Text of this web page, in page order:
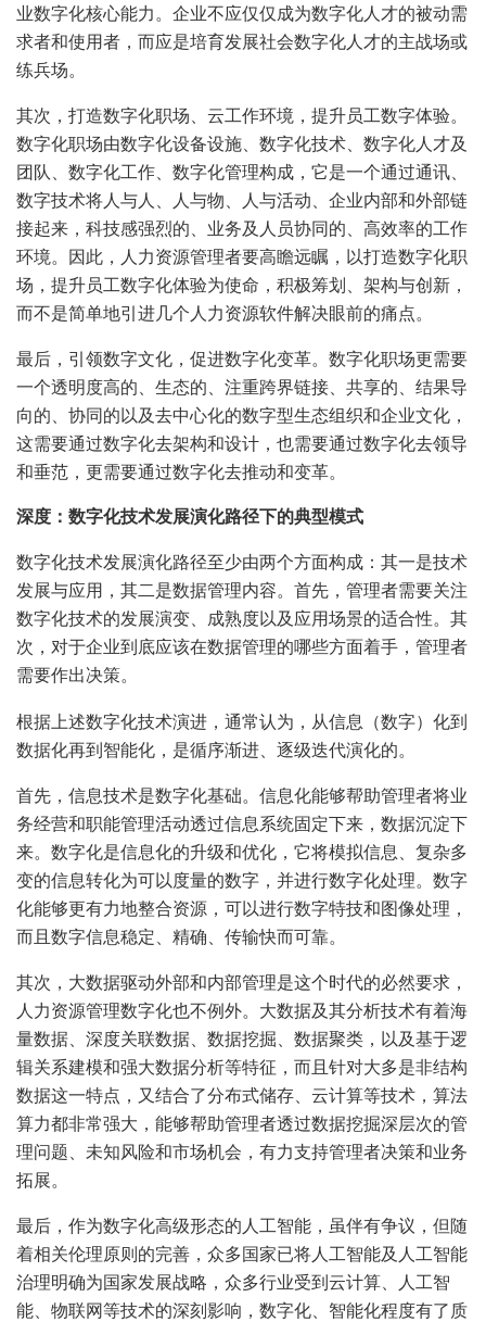
业数字化核心能力。企业不应仅仅成为数字化人才的被动需
求者和使用者，而应是培育发展社会数字化人才的主战场或
练兵场。
其次，打造数字化职场、云工作环境，提升员工数字体验。
数字化职场由数字化设备设施、数字化技术、数字化人才及
团队、数字化工作、数字化管理构成，它是一个通过通讯、
数字技术将人与人、人与物、人与活动、企业内部和外部链
接起来，科技感强烈的、业务及人员协同的、高效率的工作
环境。因此，人力资源管理者要高瞻远瞩，以打造数字化职
场，提升员工数字化体验为使命，积极筹划、架构与创新，
而不是简单地引进几个人力资源软件解决眼前的痛点。
最后，引领数字文化，促进数字化变革。数字化职场更需要
一个透明度高的、生态的、注重跨界链接、共享的、结果导
向的、协同的以及去中心化的数字型生态组织和企业文化，
这需要通过数字化去架构和设计，也需要通过数字化去领导
和垂范，更需要通过数字化去推动和变革。
深度：数字化技术发展演化路径下的典型模式
数字化技术发展演化路径至少由两个方面构成：其一是技术
发展与应用，其二是数据管理内容。首先，管理者需要关注
数字化技术的发展演变、成熟度以及应用场景的适合性。其
次，对于企业到底应该在数据管理的哪些方面着手，管理者
需要作出决策。
根据上述数字化技术演进，通常认为，从信息（数字）化到
数据化再到智能化，是循序渐进、逐级迭代演化的。
首先，信息技术是数字化基础。信息化能够帮助管理者将业
务经营和职能管理活动透过信息系统固定下来，数据沉淀下
来。数字化是信息化的升级和优化，它将模拟信息、复杂多
变的信息转化为可以度量的数字，并进行数字化处理。数字
化能够更有力地整合资源，可以进行数字特技和图像处理，
而且数字信息稳定、精确、传输快而可靠。
其次，大数据驱动外部和内部管理是这个时代的必然要求，
人力资源管理数字化也不例外。大数据及其分析技术有着海
量数据、深度关联数据、数据挖掘、数据聚类，以及基于逻
辑关系建模和强大数据分析等特征，而且针对大多是非结构
数据这一特点，又结合了分布式储存、云计算等技术，算法
算力都非常强大，能够帮助管理者透过数据挖掘深层次的管
理问题、未知风险和市场机会，有力支持管理者决策和业务
拓展。
最后，作为数字化高级形态的人工智能，虽伴有争议，但随
着相关伦理原则的完善，众多国家已将人工智能及人工智能
治理明确为国家发展战略，众多行业受到云计算、人工智
能、物联网等技术的深刻影响，数字化、智能化程度有了质